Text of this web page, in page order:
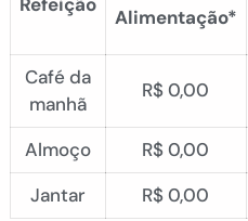
Alimentação*
Café da
manhã
R$ 0,00
Almoço R$ 0,00
Jantar
R$ 0,00